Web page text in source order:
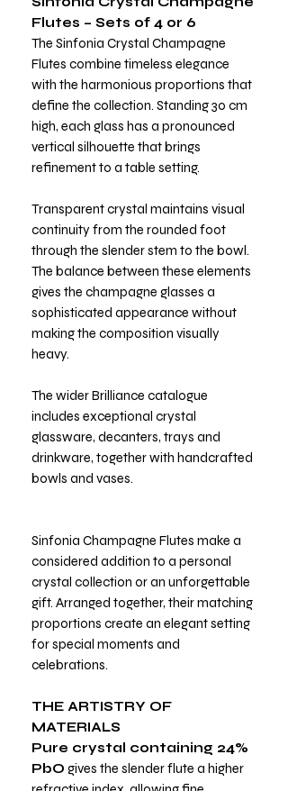
Flutes – Sets of 4 or 6
The Sinfonia Crystal Champagne
Flutes combine timeless elegance
with the harmonious proportions that
define the collection. Standing 30 cm
high, each glass has a pronounced
vertical silhouette that brings
refinement to a table setting.
Transparent crystal maintains visual
continuity from the rounded foot
through the slender stem to the bowl.
The balance between these elements
gives the champagne glasses a
sophisticated appearance without
making the composition visually
heavy.
The wider Brilliance catalogue
includes exceptional crystal
glassware, decanters, trays and
drinkware, together with handcrafted
bowls and vases.
Sinfonia Champagne Flutes make a
considered addition to a personal
crystal collection or an unforgettable
gift. Arranged together, their matching
proportions create an elegant setting
for special moments and
celebrations.
THE ARTISTRY OF
MATERIALS
Pure crystal containing 24%
PbO gives the slender flute a higher